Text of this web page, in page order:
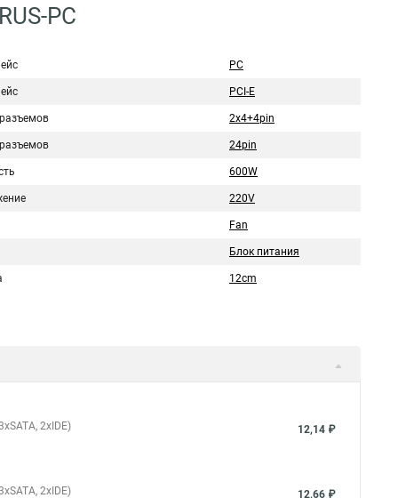
PC
PC
PCI-E
2x4+4pin
24pin
600W
220V
Fan
Блок питания
12cm
2xIDE) 12,14 ₽
2xIDE) 12,66 ₽